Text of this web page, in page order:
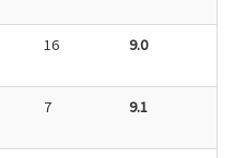
16 9.0
7 9.1